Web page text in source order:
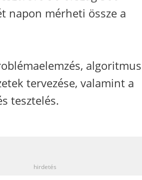
napon mérheti össze a
tervezése, valamint a
tesztelés.
hirdetés